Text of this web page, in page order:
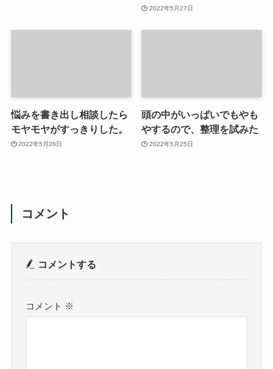
2022年5月27日
悩みを書き出し相談したら
モヤモヤがすっきりした。
2022年5月26日
頭の中がいっぱいでもやも
やするので、整理を試みた
2022年5月25日
コメント
コメントする
コメント ※